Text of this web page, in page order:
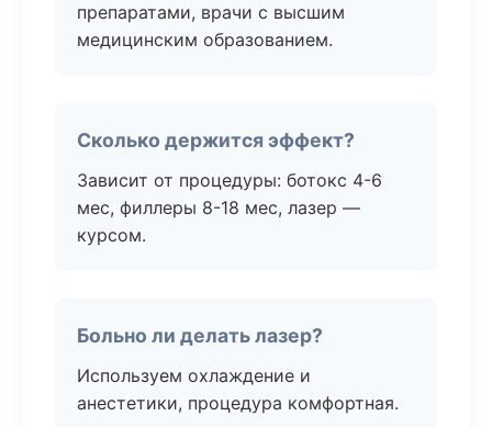
препаратами, врачи с высшим
медицинским образованием.
Сколько держится эффект?
Зависит от процедуры: ботокс 4-6
мес, филлеры 8-18 мес, лазер —
курсом.
Больно ли делать лазер?
Используем охлаждение и
анестетики, процедура комфортная.